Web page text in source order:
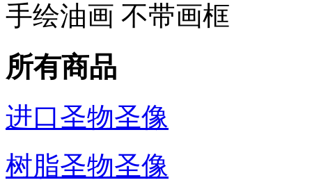
手绘油画 不带画框
所有商品
进口圣物圣像
树脂圣物圣像